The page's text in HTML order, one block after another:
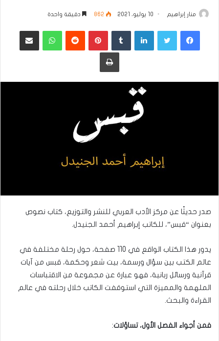
منار إبراهيم 10 يوليو، 2021 862 دقيقة واحدة
فيسبوكتويتر لينكدإن ‏Tumblr بينتيريست
‏Reddit واتساب مشاركة عبر البريد
طباعة
صدر حديثًا عن مركز الأدب العربي للنشر والتوزيع، كتاب نصوص
بعنوان “قبس”، للكاتب إبراهيم أحمد الجنيدل.
يدور هذا الكتاب الواقع في 110 صفحة، حول رحلة مختلفة في
عالم الكتب بين سؤال ورسمة، بيت شعر وحكمة، قبس من آيات
قرآنية ورسائل ربانية، فهو عبارة عن مجموعة من الاقتباسات
الملهمة والمميزة التي استوقفت الكاتب خلال رحلته في عالم
القراءة والبحث.
فمن أجواء الفصل الأول، تساؤلات: